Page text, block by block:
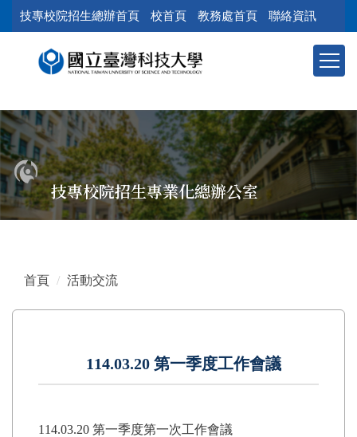
到
容
區
塊
技專校院招生總辦首頁 校首頁 教務處首頁 聯絡資訊
技專校院招生專業化總辦公室
首頁 活動交流
114.03.20 第一季度工作會議
114.03.20 第一季度第一次工作會議